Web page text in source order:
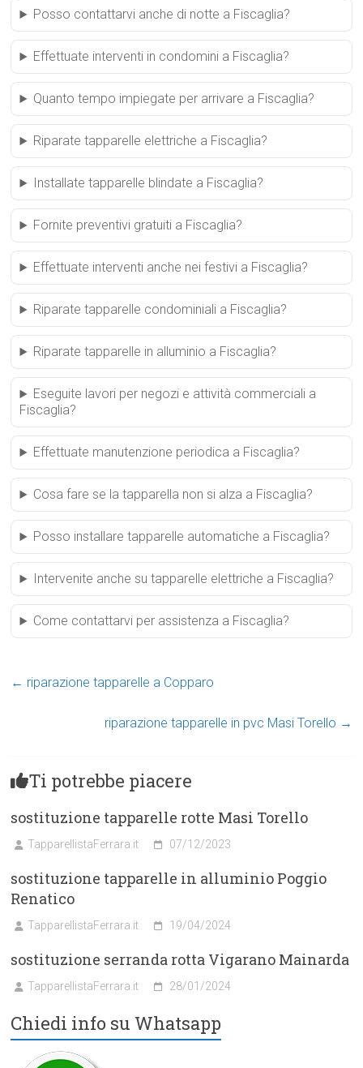
Posso contattarvi anche di notte a Fiscaglia?
Effettuate interventi in condomini a Fiscaglia?
Quanto tempo impiegate per arrivare a Fiscaglia?
Riparate tapparelle elettriche a Fiscaglia?
Installate tapparelle blindate a Fiscaglia?
Fornite preventivi gratuiti a Fiscaglia?
Effettuate interventi anche nei festivi a Fiscaglia?
Riparate tapparelle condominiali a Fiscaglia?
Riparate tapparelle in alluminio a Fiscaglia?
Eseguite lavori per negozi e attività commerciali a
Fiscaglia?
Effettuate manutenzione periodica a Fiscaglia?
Cosa fare se la tapparella non si alza a Fiscaglia?
Posso installare tapparelle automatiche a Fiscaglia?
Intervenite anche su tapparelle elettriche a Fiscaglia?
Come contattarvi per assistenza a Fiscaglia?
← riparazione tapparelle a Copparo
riparazione tapparelle in pvc Masi Torello →
Ti potrebbe piacere
sostituzione tapparelle rotte Masi Torello
TapparellistaFerrara.it 07/12/2023
sostituzione tapparelle in alluminio Poggio
Renatico
TapparellistaFerrara.it 19/04/2024
sostituzione serranda rotta Vigarano Mainarda
TapparellistaFerrara.it 28/01/2024
Chiedi info su Whatsapp